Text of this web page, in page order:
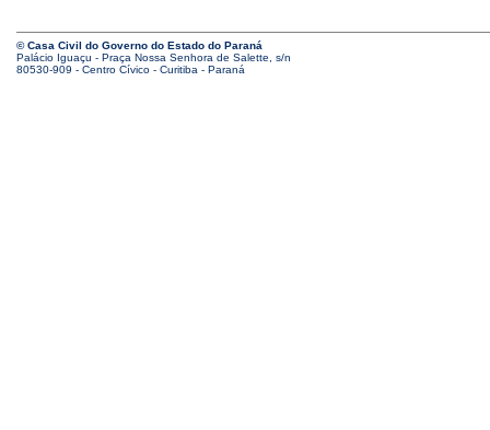
© Casa Civil do Governo do Estado do Paraná
Palácio Iguaçu - Praça Nossa Senhora de Salette, s/n
80530-909 - Centro Cívico - Curitiba - Paraná